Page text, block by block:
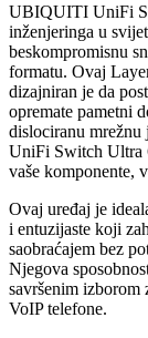
UBIQUITI UniFi
inženjeringa u
beskompromisnu
formatu. Ovaj
dizajniran je da
opremate pametni
dislociranu
UniFi Switch Ultra
vaše komponente,
Ovaj uređaj je
i entuzijaste koji
saobraćajem bez
Njegova
savršenim izborom
VoIP telefone.